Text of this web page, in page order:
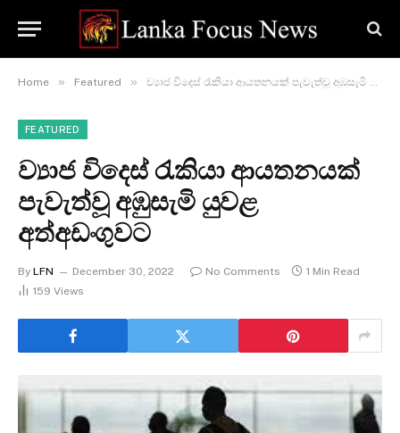
Home » Featured » ව්‍යාජ විදෙස් රැකියා ආයතනයක් පැවැත්වූ අඹුසැමි යුවළ අත්අඩංගුවට
FEATURED
ව්‍යාජ විදෙස් රැකියා ආයතනයක්
පැවැත්වූ අඹුසැමි යුවළ
අත්අඩංගුවට
By LFN December 30, 2022 No Comments
1 Min Read
159 Views